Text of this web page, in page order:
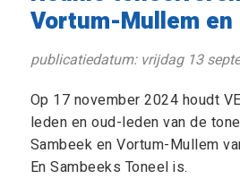
Vortum-Mullem en
publicatiedatum: vrijdag 13
Op 17 november 2024 houdt
leden en oud-leden van de
Sambeek en Vortum-Mullem
En Sambeeks Toneel is.